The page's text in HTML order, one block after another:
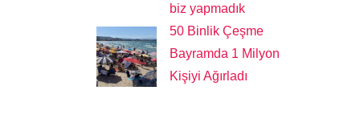
biz yapmadık
50 Binlik Çeşme
Bayramda 1 Milyon
Kişiyi Ağırladı